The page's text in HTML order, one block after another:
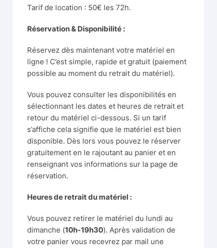
Tarif de location : 50€ les 72h.
Réservation & Disponibilité :
Réservez dès maintenant votre matériel en
ligne ! C’est simple, rapide et gratuit (paiement
possible au moment du retrait du matériel).
Vous pouvez consulter les disponibilités en
sélectionnant les dates et heures de retrait et
retour du matériel ci-dessous. Si un tarif
s’affiche cela signifie que le matériel est bien
disponible. Dès lors vous pouvez le réserver
gratuitement en le rajoutant au panier et en
renseignant vos informations sur la page de
réservation.
Heures de retrait du matériel :
Vous pouvez retirer le matériel du lundi au
dimanche (10h-19h30). Après validation de
votre panier vous recevrez par mail une